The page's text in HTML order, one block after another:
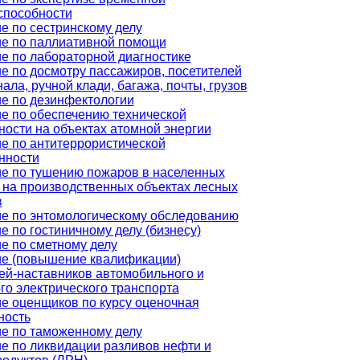
по сестринскому делу
по паллиативной помощи
по лабораторной диагностике
по досмотру пассажиров, посетителей
ручной клади, багажа, почты, грузов
по дезинфектологии
по обеспечению технической
на объектах атомной энергии
по антитеррористической
по тушению пожаров в населенных
на производственных объектах лесных
по энтомологическому обследованию
по гостиничному делу (бизнесу)
по сметному делу
(повышение квалификации)
наставников автомобильного и
электрического транспорта
оценщиков по курсу оценочная
по таможенному делу
по ликвидации разливов нефти и